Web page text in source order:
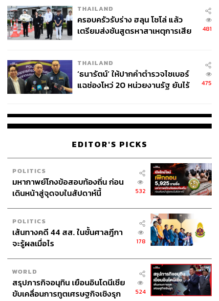
จ่ายหนี้-แอบระบุแบรนด์
THAILAND
ครอบครัวรับร่าง ฮลุน โซโล่ แล้ว
เตรียมส่งชันสูตรหาสาเหตุการเสีย
481
THAILAND
‘ธนารัตน์’ ให้ปากคำตำรวจไซเบอร์
แฉช่องโหว่ 20 หน่วยงานรัฐ ยันไร้
475
EDITOR'S PICKS
POLITICS
มหากาพย์โกงข้อสอบท้องถิ่น ก่อน
เดินหน้าสู่จุดจบในสัปดาห์นี้
532
POLITICS
เส้นทางคดี 44 สส. ในชั้นศาลฎีกา
จะรู้ผลเมื่อไร
178
WORLD
สรุปภารกิจอนุทิน เยือนอินโดนีเซีย
ขับเคลื่อนการทูตเศรษฐกิจเชิงรุก
524